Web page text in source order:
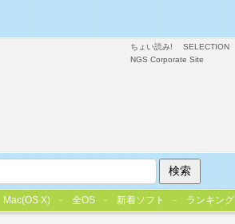
ちょい読み! SELECTION
NGS Corporate Site
Mac(OS X) 全OS 新着ソフト ランキング